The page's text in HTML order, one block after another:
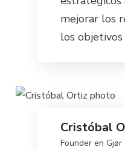
mejorar los
los
Cristóbal
Founder en